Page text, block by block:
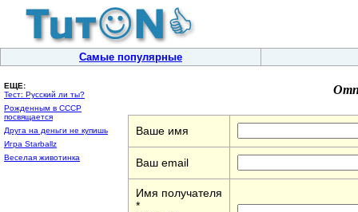
Самые популярные
ЕЩЕ:
Тест: Русский ли ты?
Рожденным в СССР
посвящается
Друга на деньги не купишь
Игра Starballz
Веселая животинка
Ваше имя
Ваш email
Имя получателя
*